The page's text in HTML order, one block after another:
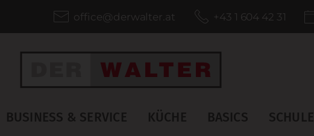
office@derwalter.at +43 1 604 42 31
BUSINESS & SERVICE KÜCHE BASICS SCHULE